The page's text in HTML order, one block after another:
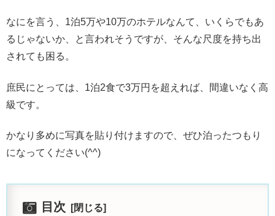
なにを言う、1泊5万や10万のホテルなんて、いくらでもあ
るじゃないか、と言われそうですが、そんな尺度を持ち出
されても困る。
庶民にとっては、1泊2食で3万円を超えれば、間違いなく高
級です。
かなり多めに写真を貼り付けますので、ぜひ泊ったつもり
になってください(^^)
目次